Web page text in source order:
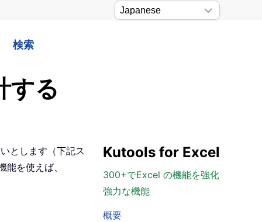
検索
する
Kutools for Excel
300+でExcel の機能を強化
強力な機能
概要
とします（下記ス
能を使えば、